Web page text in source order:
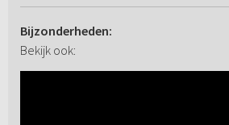
Bijzonderheden:
Bekijk ook: